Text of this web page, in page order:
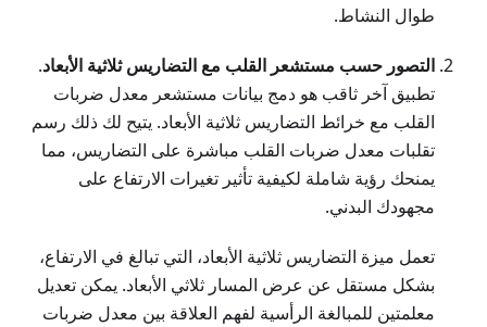
طوال النشاط.
التصور حسب مستشعر القلب مع التضاريس ثلاثية الأبعاد.
تطبيق آخر ثاقب هو دمج بيانات مستشعر معدل ضربات
القلب مع خرائط التضاريس ثلاثية الأبعاد. يتيح لك ذلك رسم
تقلبات معدل ضربات القلب مباشرة على التضاريس، مما
يمنحك رؤية شاملة لكيفية تأثير تغيرات الارتفاع على
مجهودك البدني.
تعمل ميزة التضاريس ثلاثية الأبعاد، التي تبالغ في الارتفاع،
بشكل مستقل عن عرض المسار ثلاثي الأبعاد. يمكن تعديل
معلمتين للمبالغة الرأسية لفهم العلاقة بين معدل ضربات